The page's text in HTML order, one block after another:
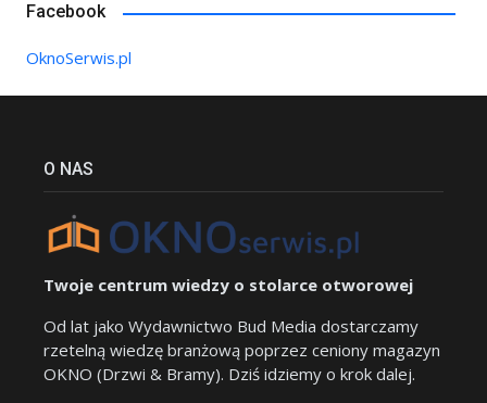
Facebook
OknoSerwis.pl
O NAS
Twoje centrum wiedzy o stolarce otworowej
Od lat jako Wydawnictwo Bud Media dostarczamy
rzetelną wiedzę branżową poprzez ceniony magazyn
OKNO (Drzwi & Bramy). Dziś idziemy o krok dalej.